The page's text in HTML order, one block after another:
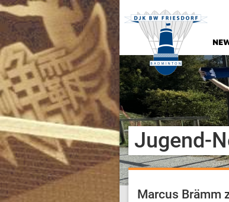
Jugend-
Marcus Brämm